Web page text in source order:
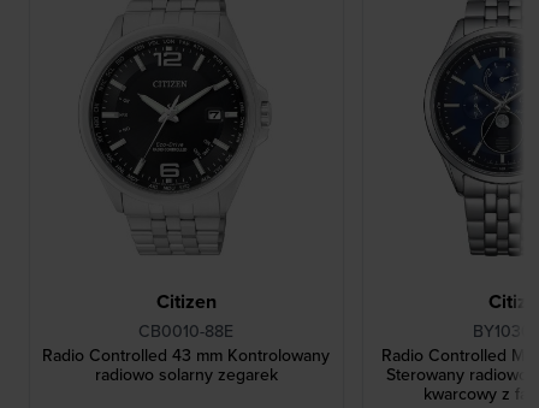
Citizen
CB0010-88E
Radio Controlled 43 mm Kontrolowany
radiowo solarny zegarek
Radio Controlled
Sterowany radiowo
kwarcowy z